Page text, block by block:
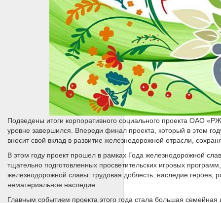
Подведены итоги корпоративного социального проекта ОАО
уровне завершился. Впереди финал проекта, который в этом
вносит свой вклад в развитие железнодорожной отрасли,
В этом году проект прошел в рамках Года железнодорожной
тщательно подготовленных просветительских игровых
железнодорожной славы: трудовая доблесть, наследие
нематериальное наследие.
Главным событием проекта этого года стала большая